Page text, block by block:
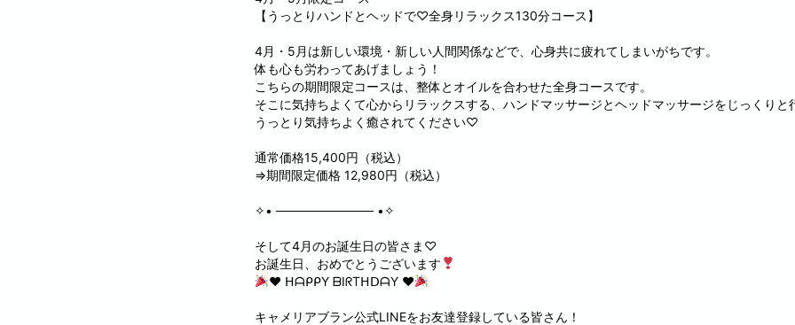
【うっとりハンドとヘッドで♡全身リラックス130分コース】
4月・5月は新しい環境・新しい人間関係などで、心身共に疲れてしまいがちです。
体も心も労わってあげましょう！
こちらの期間限定コースは、整体とオイルを合わせた全身コースです。
そこに気持ちよくて心からリラックスする、ハンドマッサージとヘッドマッサージをじっくりと
うっとり気持ちよく癒されてください♡
通常価格15,400円（税込）
⇒期間限定価格 12,980円（税込）
✧• ─────────── •✧
そして4月のお誕生日の皆さま♡
お誕生日、おめでとうございます
♥︎ ᕼᗩᑭᑭY ᗷIᖇTᕼᗞᗩY ♥︎
キャメリアブラン公式LINEをお友達登録している皆さん！